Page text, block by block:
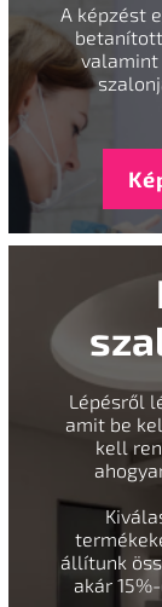
A képzést
valamint
Lépésről
amit be
kell
állítunk
akár